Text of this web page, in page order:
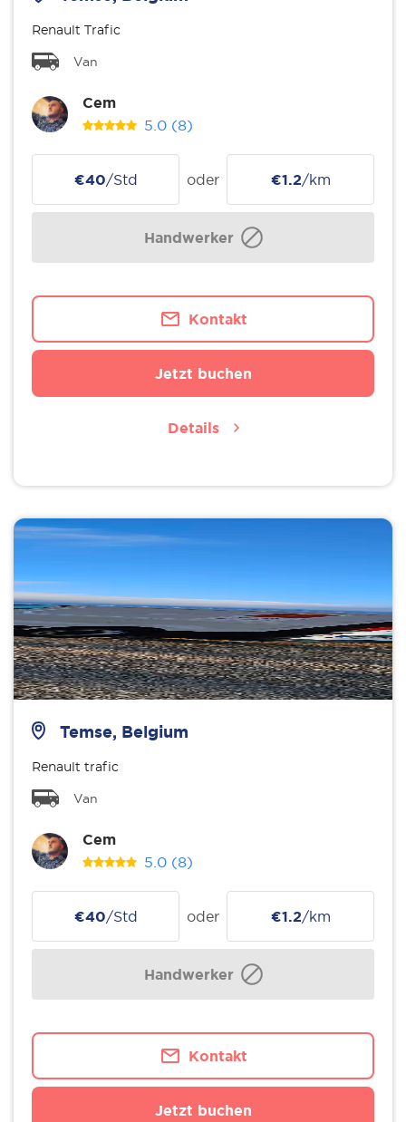
Renault Trafic
Van
Cem
5.0 (8)
€40/Std oder €1.2/km
Handwerker
Kontakt
Jetzt buchen
Details
Temse, Belgium
Renault trafic
Van
Cem
5.0 (8)
€40/Std oder €1.2/km
Handwerker
Kontakt
Jetzt buchen